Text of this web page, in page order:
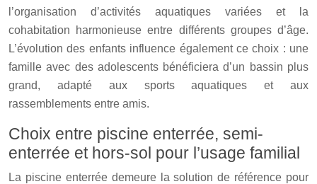
l’organisation d’activités aquatiques variées et la
cohabitation harmonieuse entre différents groupes d’âge.
L’évolution des enfants influence également ce choix : une
famille avec des adolescents bénéficiera d’un bassin plus
grand, adapté aux sports aquatiques et aux
rassemblements entre amis.
Choix entre piscine enterrée, semi-
enterrée et hors-sol pour l’usage familial
La piscine enterrée demeure la solution de référence pour